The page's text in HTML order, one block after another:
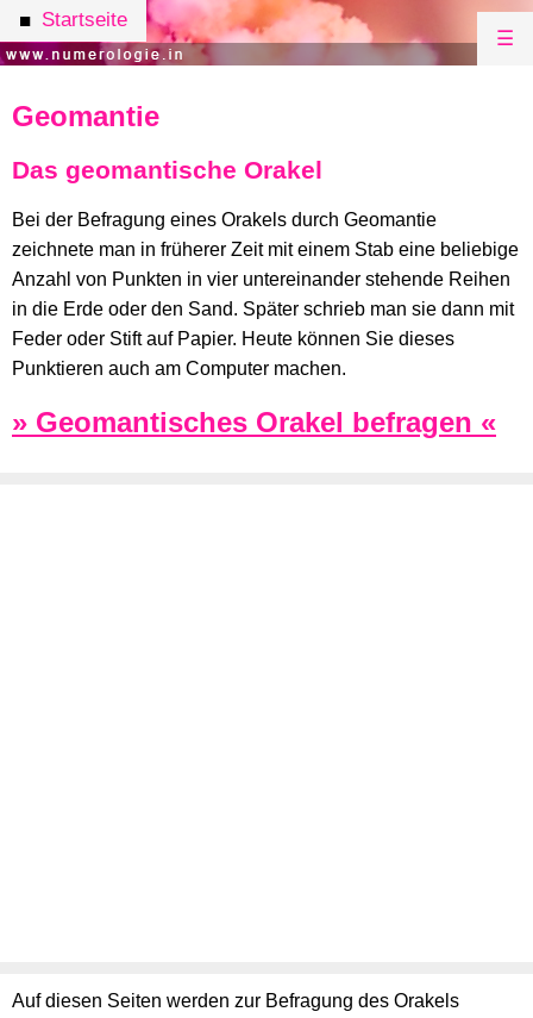
■ Startseite
☰
Geomantie
Das geomantische Orakel
Bei der Befragung eines Orakels durch Geomantie
zeichnete man in früherer Zeit mit einem Stab eine beliebige
Anzahl von Punkten in vier untereinander stehende Reihen
in die Erde oder den Sand. Später schrieb man sie dann mit
Feder oder Stift auf Papier. Heute können Sie dieses
Punktieren auch am Computer machen.
» Geomantisches Orakel befragen «
Auf diesen Seiten werden zur Befragung des Orakels